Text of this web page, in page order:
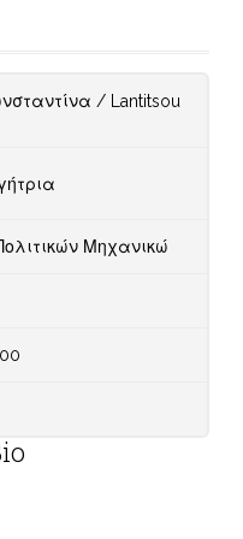
/ Lantitsou
Μηχανικώ